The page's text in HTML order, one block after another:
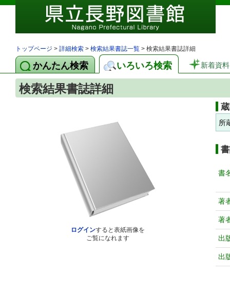
トップページ > 詳細検索 > 検索結果書誌一覧 > 検索結果書誌詳細
かんたん検索 いろいろ検索 新着資料
検索結果書誌詳細
ログインすると表紙画像を
ご覧になれます
所
書
著
著
出
出